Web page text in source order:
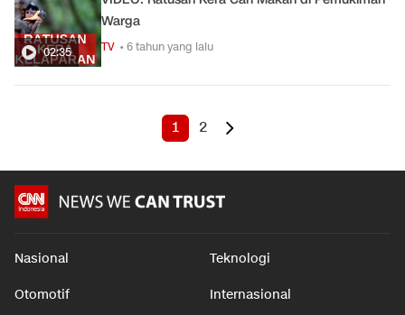
02:35
Warga
TV • 6 tahun yang lalu
1 2
Nasional Teknologi
Otomotif Internasional